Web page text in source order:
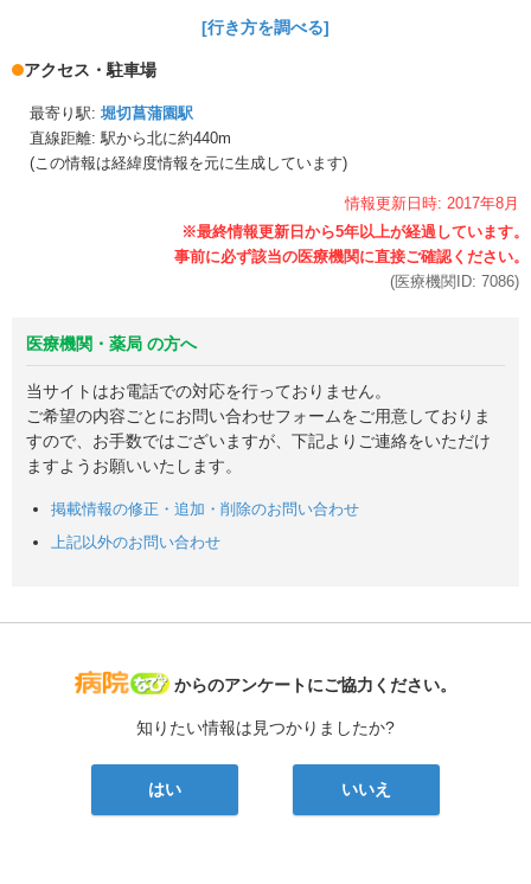
[行き方を調べる]
アクセス・駐車場
最寄り駅: 堀切菖蒲園駅
直線距離: 駅から北に約440m
(この情報は経緯度情報を元に生成しています)
情報更新日時: 2017年8月
(医療機関ID: 7086)
医療機関・薬局 の方へ
当サイトはお電話での対応を行っておりません。
ご希望の内容ごとにお問い合わせフォームをご用意しておりま
すので、お手数ではございますが、下記よりご連絡をいただけ
ますようお願いいたします。
掲載情報の修正・追加・削除のお問い合わせ
上記以外のお問い合わせ
病院なび
からのアンケートにご協力ください。
知りたい情報は見つかりましたか?
はい いいえ